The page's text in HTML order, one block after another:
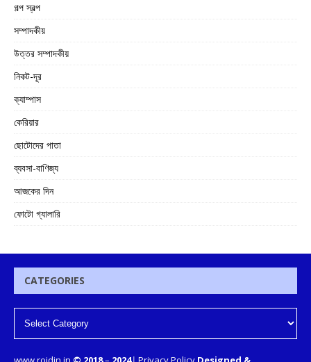
গল্প স্বল্প
সম্পাদকীয়
উত্তর সম্পাদকীয়
নিকট-দূর
ক্যাম্পাস
কেরিয়ার
ছোটোদের পাতা
ব্যবসা-বাণিজ্য
আজকের দিন
ফোটো গ্যালারি
CATEGORIES